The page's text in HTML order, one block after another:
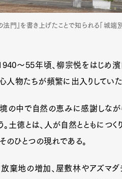
門』を書き上げたことで知られる「城端
〜55年頃、柳宗悦をはじめ濱
人物たちが頻繁に出入りしていた
境の中で自然の恵みに感謝しな
う。土徳とは、人が自然とともに
のひとつの現れである。
棄地の増加、屋敷林やアズマダ